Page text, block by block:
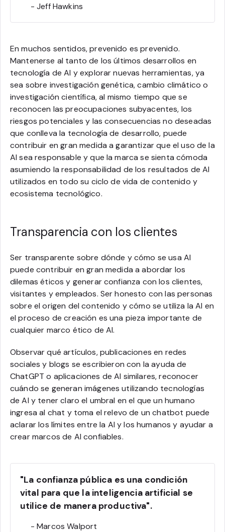
- Jeff Hawkins
En muchos sentidos, prevenido es prevenido.
Mantenerse al tanto de los últimos desarrollos en
tecnología de AI y explorar nuevas herramientas, ya
sea sobre investigación genética, cambio climático o
investigación científica, al mismo tiempo que se
reconocen las preocupaciones subyacentes, los
riesgos potenciales y las consecuencias no deseadas
que conlleva la tecnología de desarrollo, puede
contribuir en gran medida a garantizar que el uso de la
AI sea responsable y que la marca se sienta cómoda
asumiendo la responsabilidad de los resultados de AI
utilizados en todo su ciclo de vida de contenido y
ecosistema tecnológico.
Transparencia con los clientes
Ser transparente sobre dónde y cómo se usa AI
puede contribuir en gran medida a abordar los
dilemas éticos y generar confianza con los clientes,
visitantes y empleados. Ser honesto con las personas
sobre el origen del contenido y cómo se utiliza la AI en
el proceso de creación es una pieza importante de
cualquier marco ético de AI.
Observar qué artículos, publicaciones en redes
sociales y blogs se escribieron con la ayuda de
ChatGPT o aplicaciones de AI similares, reconocer
cuándo se generan imágenes utilizando tecnologías
de AI y tener claro el umbral en el que un humano
ingresa al chat y toma el relevo de un chatbot puede
aclarar los límites entre la AI y los humanos y ayudar a
crear marcos de AI confiables.
"La confianza pública es una condición
vital para que la inteligencia artificial se
utilice de manera productiva".
- Marcos Walport